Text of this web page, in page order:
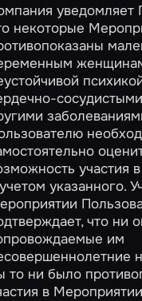
уведомляет
некоторые
участия
указанного.
что ни
им
то ни было
в